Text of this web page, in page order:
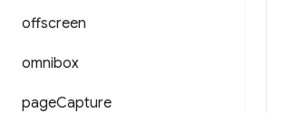
offscreen
omnibox
pageCapture